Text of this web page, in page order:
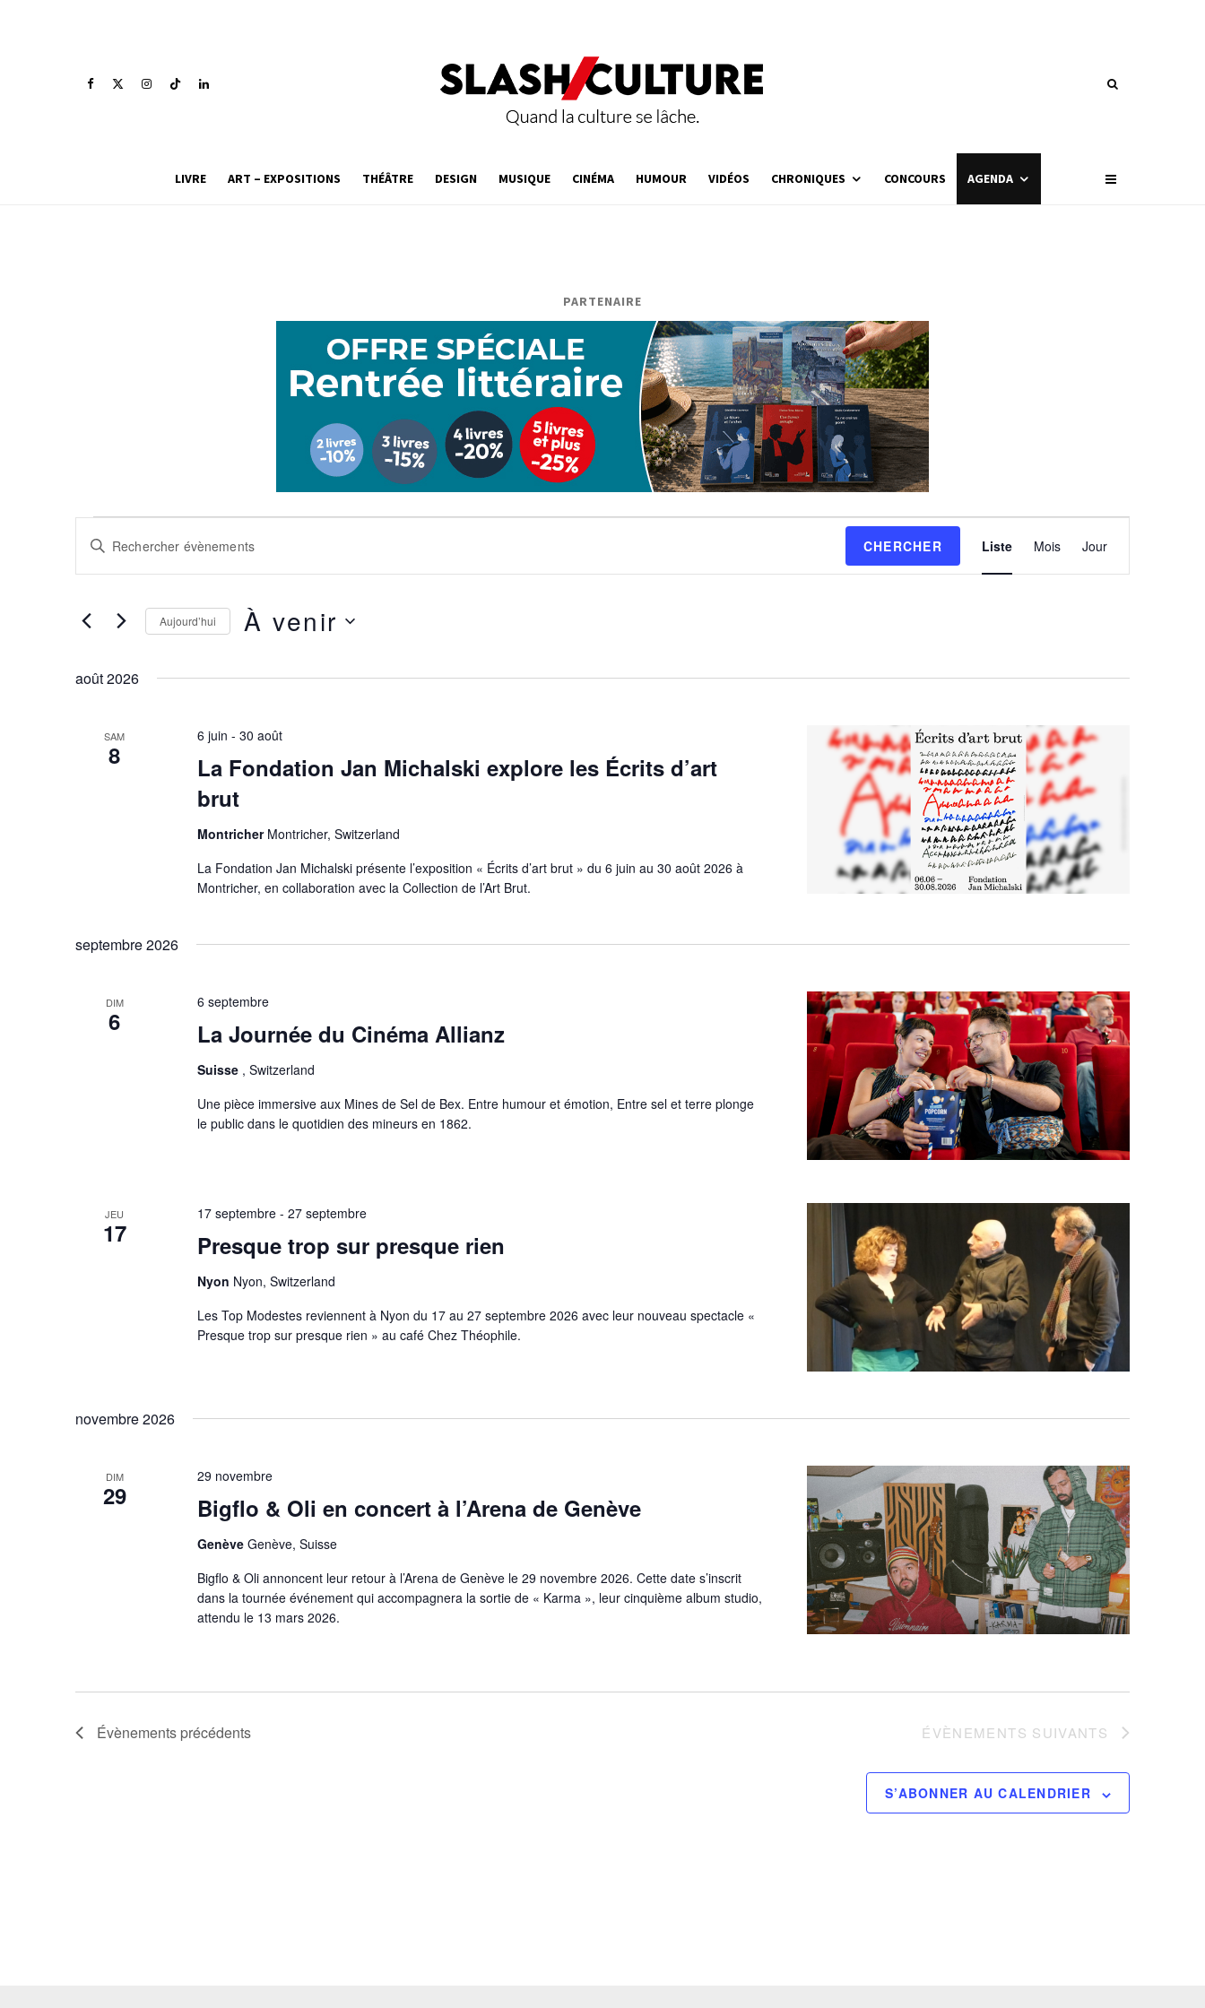
LIVRE ART – EXPOSITIONS THÉÂTRE DESIGN MUSIQUE CINÉMA HUMOUR VIDÉOS CHRONIQUES CONCOURS AGENDA
PARTENAIRE
Évènements
et
navigation
de
vues
Saisir
Évènements
mot-
CHERCHER
de
Liste Mois Jour
Aujourd’hui À venir
août 2026
SAM
8
La Fondation Jan Michalski explore les Écrits d’art
brut
6 juin - 30 août
Montricher Montricher, Switzerland
La Fondation Jan Michalski présente l’exposition « Écrits d’art brut » du 6 juin au 30 août 2026 à
Montricher, en collaboration avec la Collection de l’Art Brut.
septembre 2026
DIM
6 La Journée du Cinéma Allianz
6 septembre
Suisse , Switzerland
Une pièce immersive aux Mines de Sel de Bex. Entre humour et émotion, Entre sel et terre plonge
le public dans le quotidien des mineurs en 1862.
JEU
17 Presque trop sur presque rien
17 septembre- 27 septembre
Nyon Nyon, Switzerland
Les Top Modestes reviennent à Nyon du 17 au 27 septembre 2026 avec leur nouveau spectacle «
Presque trop sur presque rien » au café Chez Théophile.
novembre 2026
DIM
29 Bigflo & Oli en concert à l’Arena de Genève
29 novembre
Genève Genève, Suisse
Bigflo & Oli annoncent leur retour à l’Arena de Genève le 29 novembre 2026. Cette date s’inscrit
dans la tournée événement qui accompagnera la sortie de « Karma », leur cinquième album studio,
attendu le 13 mars 2026.
Évènements précédents ÉVÈNEMENTS SUIVANTS
S’ABONNER AU CALENDRIER